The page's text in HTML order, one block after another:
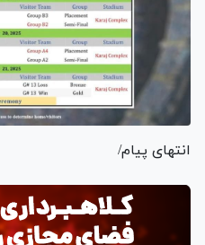
انتهای پیام/